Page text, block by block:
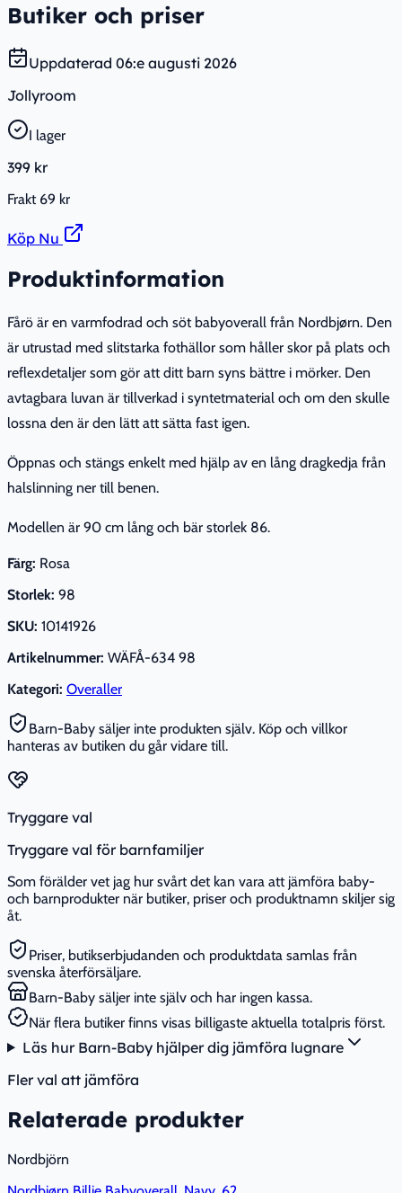
Butiker och priser
Uppdaterad 06:e augusti 2026
Jollyroom
I lager
399 kr
Frakt 69 kr
Köp Nu
Produktinformation
Fårö är en varmfodrad och söt babyoverall från Nordbjørn. Den
är utrustad med slitstarka fothällor som håller skor på plats och
reflexdetaljer som gör att ditt barn syns bättre i mörker. Den
avtagbara luvan är tillverkad i syntetmaterial och om den skulle
lossna den är den lätt att sätta fast igen.
Öppnas och stängs enkelt med hjälp av en lång dragkedja från
halslinning ner till benen.
Modellen är 90 cm lång och bär storlek 86.
Färg: Rosa
Storlek: 98
SKU: 10141926
Artikelnummer: WÄFÅ-634 98
Kategori: Overaller
Barn-Baby säljer inte produkten själv. Köp och villkor
hanteras av butiken du går vidare till.
Tryggare val
Tryggare val för barnfamiljer
Som förälder vet jag hur svårt det kan vara att jämföra baby-
och barnprodukter när butiker, priser och produktnamn skiljer sig
åt.
Priser, butikserbjudanden och produktdata samlas från
svenska återförsäljare.
Barn-Baby säljer inte själv och har ingen kassa.
När flera butiker finns visas billigaste aktuella totalpris först.
Läs hur Barn-Baby hjälper dig jämföra lugnare
Fler val att jämföra
Relaterade produkter
Nordbjörn